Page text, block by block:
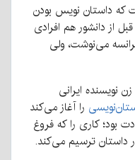
که داستان نویس بودن
از دانشور هم افرادی
فرانسه می‌نوشت، ولی
نویسنده ایرانی
را آغاز می‌کند
بود؛ کاری را که فروغ
داستان ترسیم می‌کند.